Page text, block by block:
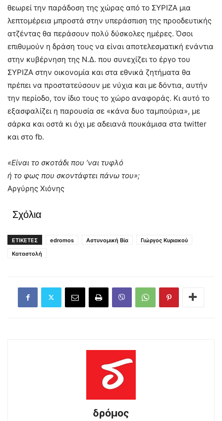
θεωρεί την παράδοση της χώρας από το ΣΥΡΙΖΑ μια
λεπτομέρεια μπροστά στην υπεράσπιση της προοδευτικής
ατζέντας θα περάσουν πολύ δύσκολες ημέρες. Όσοι
επιθυμούν η δράση τους να είναι αποτελεσματική ενάντια
στην κυβέρνηση της Ν.Δ. που συνεχίζει το έργο του
ΣΥΡΙΖΑ στην οικονομία και στα εθνικά ζητήματα θα
πρέπει να προστατεύσουν με νύχια και με δόντια, αυτήν
την περίοδο, τον ίδιο τους το χώρο αναφοράς. Κι αυτό το
εξασφαλίζει η παρουσία σε «κάνα δυο ταμπούρια», με
σάρκα και οστά κι όχι με αδειανά πουκάμισα στα twitter
και στο fb.
«Είναι το σκοτάδι που ’ναι τυφλό
ή το φως που σκοντάφτει πάνω του»;
Αργύρης Χιόνης
Σχόλια
ΕΤΙΚΕΤΕΣ edromos Αστυνομική Βία
Γιώργος Κυριακού
Καταστολή
δρόμος